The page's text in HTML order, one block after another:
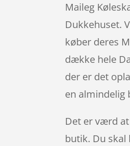
Maileg
Dukkehuset.
køber deres
dække hele
der er det
en almindelig
Det er værd
butik. Du skal